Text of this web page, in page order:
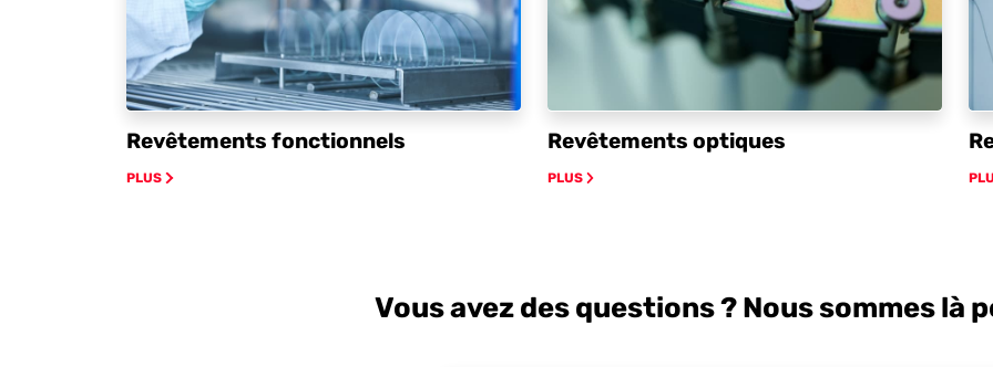
Revêtements fonctionnels
PLUS
Revêtements optiques
PLUS
Vous avez des questions ? Nous sommes là